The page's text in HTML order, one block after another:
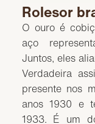
Rolesor
O ouro é
aço
Juntos, eles
Verdadeira
presente nos
anos 1930 e
1933. É um